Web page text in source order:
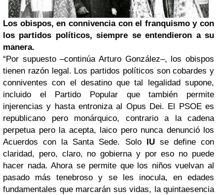
Los obispos, en connivencia con el franquismo y con
los partidos políticos, siempre se entendieron a su
manera.
“Por supuesto –continúa Arturo González–, los obispos
tienen razón legal. Los partidos políticos son cobardes y
conniventes con el desatino que tal legalidad supone,
incluido el Partido Popular que también permite
injerencias y hasta entroniza al Opus Dei. El PSOE es
republicano pero monárquico, contrario a la cadena
perpetua pero la acepta, laico pero nunca denunció los
Acuerdos con la Santa Sede. Solo
IUse define con
claridad, pero, claro, no gobierna y por eso no puede
hacer nada. Ahora se permite que los niños vuelvan al
pasado más tenebroso y se les inocula, en edades
fundamentales que marcarán sus vidas, la quintaesencia